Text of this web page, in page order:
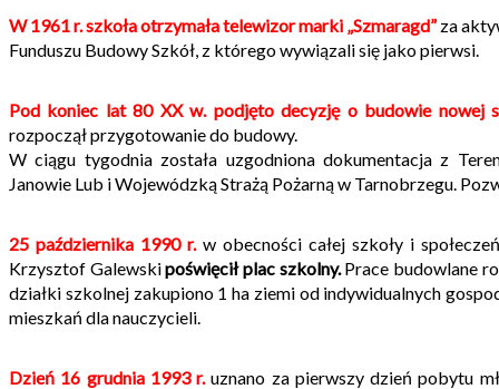
W 1961 r. szkoła otrzymała telewizor marki „Szmaragd” za
Funduszu Budowy Szkół, z którego wywiązali się jako pierwsi.
Pod koniec lat 80 XX w. podjęto decyzję o budowie nowej
rozpoczął przygotowanie do budowy.
W ciągu tygodnia została uzgodniona dokumentacja z
Janowie Lub i Wojewódzką Strażą Pożarną w Tarnobrzegu.
25 października 1990 r.w obecności całej szkoły i
Krzysztof Galewskipoświęcił plac szkolny.Prace budowlane
działki szkolnej zakupiono 1 ha ziemi od indywidualnych
mieszkań dla nauczycieli.
Dzień 16 grudnia 1993 r.uznano za pierwszy dzień pobytu